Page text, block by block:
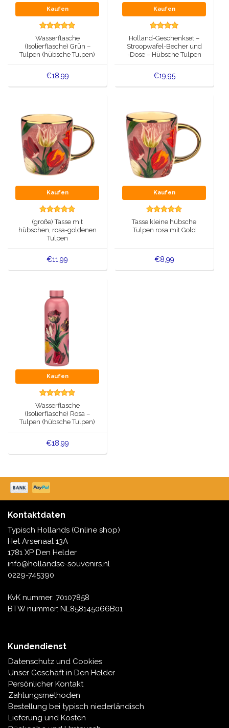
Kaufen
Wasserflasche
(Isolierflasche) Grün –
Tulpen (hübsche Tulpen)
€18,99
Kaufen
Holland-Geschenkset –
Stroopwafel-Becher und
-Dose – Hübsche Tulpen
€19,95
Kaufen
(große) Tasse mit
hübschen, rosa-goldenen
Tulpen
€11,99
Kaufen
Tasse kleine hübsche
Tulpen rosa mit Gold
€8,99
Kaufen
Wasserflasche
(Isolierflasche) Rosa –
Tulpen (hübsche Tulpen)
€18,99
Kontaktdaten
Typisch Hollands (Online shop)
Het Arsenaal 13A
1781 XP Den Helder
info@hollandse-souvenirs.nl
0229-745390
KvK nummer: 70107858
BTW nummer: NL858145066B01
Kundendienst
Datenschutz und Cookies
Unser Geschäft in Den Helder
Persönlicher Kontakt
Zahlungsmethoden
Bestellung bei typisch niederländisch
Lieferung und Kosten